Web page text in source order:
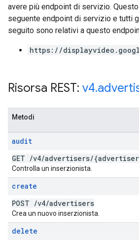
avere più endpoint di servizio.
seguente endpoint di servizio e tutti
seguito sono relativi a questo
https://
Risorsa REST: v4.
Metodi
audit
GET /v4/advertisers/{advertiser
Controlla un inserzionista.
create
POST /v4/advertisers
Crea un nuovo inserzionista.
delete